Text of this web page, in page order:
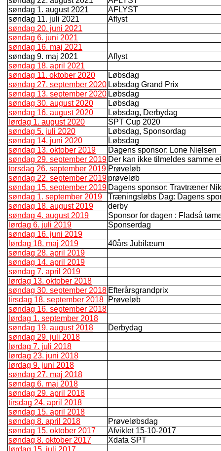
søndag 1. august 2021
AFLYST
søndag 11. juli 2021
Aflyst
søndag 20. juni 2021
søndag 6. juni 2021
søndag 16. maj 2021
søndag 9. maj 2021
Aflyst
søndag 18. april 2021
søndag 11. oktober 2020
Løbsdag
søndag 27. september 2020 Løbsdag Grand Prix
søndag 13. september 2020 Løbsdag
søndag 30. august 2020
Løbsdag
søndag 16. august 2020
Løbsdag, Derbydag
lørdag 1. august 2020
SPT Cup 2020
søndag 5. juli 2020
Løbsdag, Sponsordag
søndag 14. juni 2020
Løbsdag
søndag 13. oktober 2019
Dagens sponsor: Lone Nielsen
søndag 29. september 2019 Der kan ikke tilmeldes samme
torsdag 26. september 2019 Prøveløb
søndag 22. september 2019 prøveløb
søndag 15. september 2019 Dagens sponsor: Travtræner
søndag 1. september 2019
Træningsløbs Dag: Dagens
søndag 18. august 2019
derby
søndag 4. august 2019
Sponsor for dagen : Fladså
lørdag 6. juli 2019
Sponserdag
søndag 16. juni 2019
lørdag 18. maj 2019
40års Jubilæum
søndag 28. april 2019
søndag 14. april 2019
søndag 7. april 2019
lørdag 13. oktober 2018
søndag 30. september 2018 Efterårsgrandprix
tirsdag 18. september 2018
Prøveløb
søndag 16. september 2018
lørdag 1. september 2018
søndag 19. august 2018
Derbydag
søndag 29. juli 2018
lørdag 7. juli 2018
lørdag 23. juni 2018
lørdag 9. juni 2018
søndag 27. maj 2018
søndag 6. maj 2018
søndag 29. april 2018
tirsdag 24. april 2018
søndag 15. april 2018
søndag 8. april 2018
Prøveløbsdag
søndag 15. oktober 2017
Afviklet 15-10-2017
søndag 8. oktober 2017
Xdata SPT
lørdag 15. juli 2017